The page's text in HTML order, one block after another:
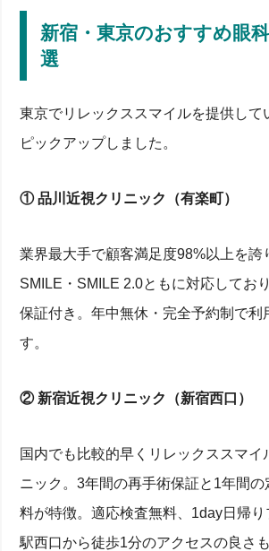
新宿・東京のおすすめ眼
選
東京でリレックススマイルを提供して
ピックアップしました。
① 品川近視クリニック（有楽町）
業界最大手で顧客満足度98%以上を誇
SMILE・SMILE 2.0ともに対応してお
保証付き。年中無休・完全予約制で利
す。
② 新宿近視クリニック（新宿西口）
国内でも比較的早くリレックススマイ
ニック。3年間の再手術保証と1年間
料が特徴。適応検査無料、1day日帰
駅西口から徒歩1分のアクセスの良さ